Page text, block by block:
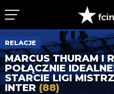
KLUB
DRUŻYNA
SERIE A
RELACJE
MARCUS THURAM I
POŁĄCZNIE
STARCIE LIGI
INTER (88)